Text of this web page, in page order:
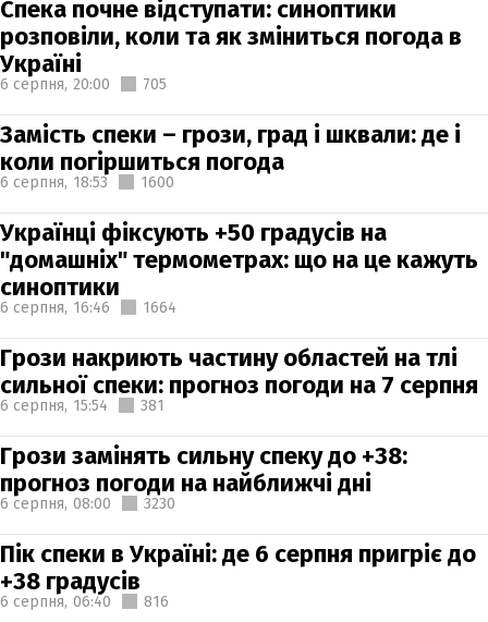
Спека почне відступати: синоптики
розповіли, коли та як зміниться погода в
Україні
6 серпня, 20:00 705
Замість спеки – грози, град і шквали: де і
коли погіршиться погода
6 серпня, 18:53 1600
Українці фіксують +50 градусів на
"домашніх" термометрах: що на це кажуть
синоптики
6 серпня, 16:46 1664
Грози накриють частину областей на тлі
сильної спеки: прогноз погоди на 7 серпня
6 серпня, 15:54 381
Грози замінять сильну спеку до +38:
прогноз погоди на найближчі дні
6 серпня, 08:00 3230
Пік спеки в Україні: де 6 серпня пригріє до
+38 градусів
6 серпня, 06:40 816